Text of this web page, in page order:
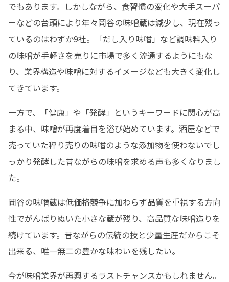
でもあります。しかしながら、食習慣の変化や大手スーパ
ーなどの台頭により年々岡谷の味噌蔵は減少し、現在残っ
ているのはわずか9社。「だし入り味噌」など調味料入り
の味噌が手軽さを売りに市場で多く流通するようにもな
り、業界構造や味噌に対するイメージなども大きく変化し
てきています。
一方で、「健康」や「発酵」というキーワードに関心が高
まる中、味噌が再度着目を浴び始めています。酒屋などで
売っていた秤り売りの味噌のような添加物を使わないでし
っかり発酵した昔ながらの味噌を求める声も多くなりまし
た。
岡谷の味噌蔵は低価格競争に加わらず品質を重視する方向
性でがんばりぬいた小さな蔵が残り、高品質な味噌造りを
続けています。昔ながらの伝統の技と少量生産だからこそ
出来る、唯一無二の豊かな味わいを残したい。
今が味噌業界が再興するラストチャンスかもしれません。